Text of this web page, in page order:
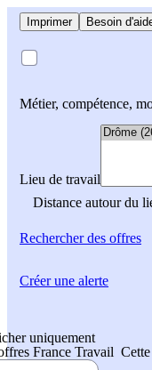
Imprimer Besoin
Métier, compétence,
Lieu de travail
Distance autour du
Rechercherdes offres
uniquement
France Travail
Créer une alerte